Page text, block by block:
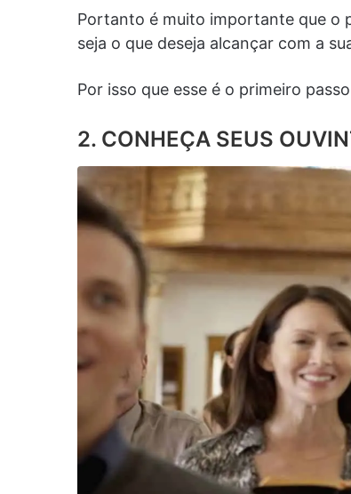
Portanto é muito importante que o
seja o que deseja alcançar com a
Por isso que esse é o primeiro
2. CONHEÇA SEUS